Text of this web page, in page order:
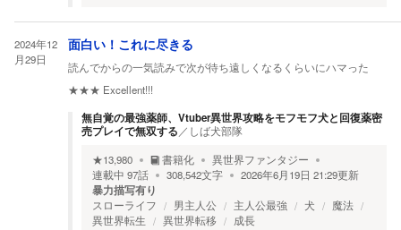
2024年12
月29日
面白い！これに尽きる
読んでからの一気読みで次が待ち遠しくなるくらいにハマった
★★★ Excellent!!!
無自覚の最強薬師、Vtuber異世界攻略をモフモフ犬と回復薬密
売プレイで無双する ／ しば犬部隊
★13,980 書籍化
異世界ファンタジー
連載中 97話 308,542文字 2026年6月19日 21:29更新
暴力描写有り
スローライフ 男主人公 主人公最強 犬
魔法
異世界転生
異世界転移 成長